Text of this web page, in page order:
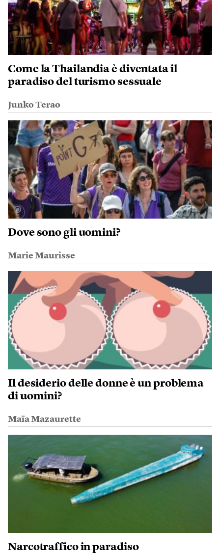
Come la Thailandia è diventata il
paradiso del turismo sessuale
Junko Terao
Dove sono gli uomini?
Marie Maurisse
Il desiderio delle donne è un problema
di uomini?
Maïa Mazaurette
Narcotraffico in paradiso